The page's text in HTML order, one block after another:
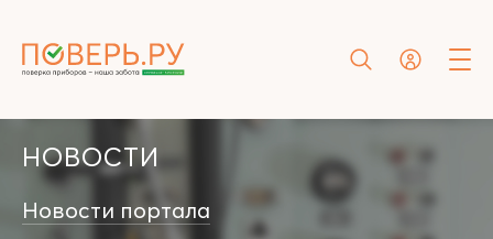
НОВОСТИ
Новости портала